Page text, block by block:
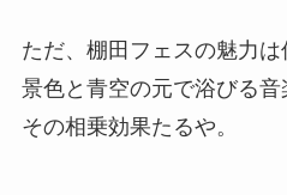
ただ、棚田フェスの魅力
景色と青空の元で浴びる音
その相乗効果たるや。